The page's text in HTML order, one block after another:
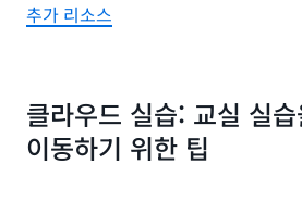
추가 리소스
클라우드 실습: 교실 실
이동하기 위한 팁